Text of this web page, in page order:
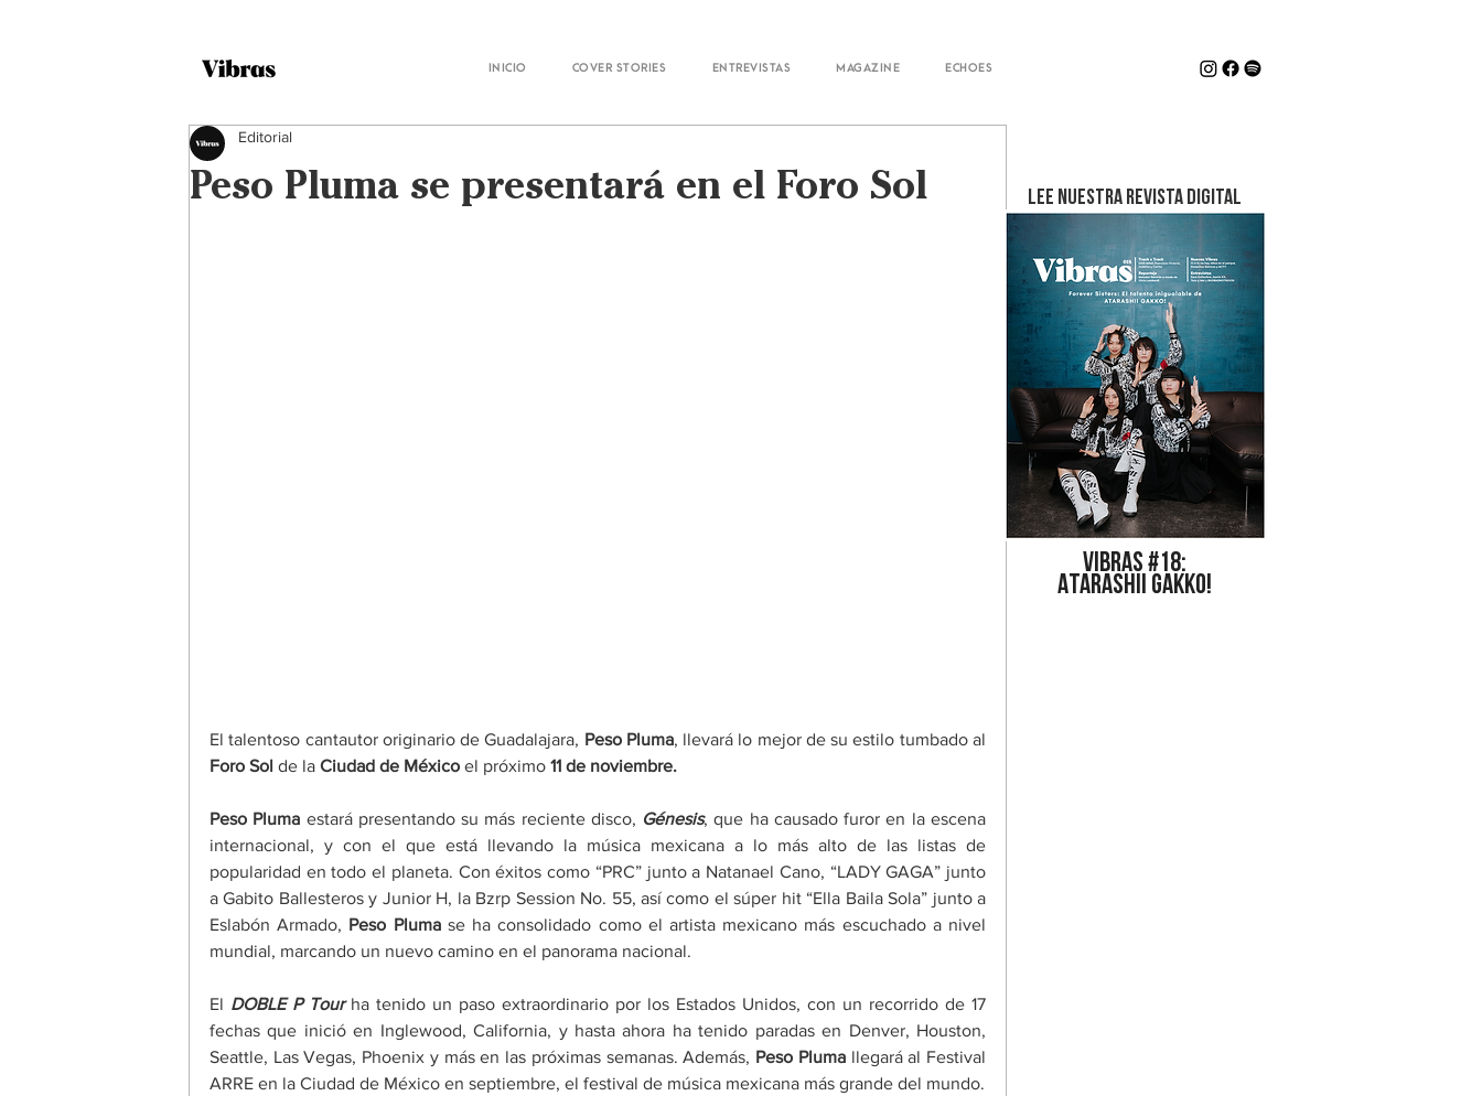
Inicio Cover Stories Entrevistas Magazine Echoes
Peso Pluma se presentará en el Foro Sol
Editorial
El talentoso cantautor originario de Guadalajara, Peso Pluma
Foro Sol de la Ciudad de México el próximo 11 de noviembre.
Peso Pluma estará presentando su más reciente disco, Génesis, que ha causado furor en la escena
internacional, y con el que está llevando la música mexicana a lo más alto de las listas de
popularidad en todo el planeta. Con éxitos como “PRC” junto a Natanael Cano, “LADY GAGA” junto
a Gabito Ballesteros y Junior H, la Bzrp Session No. 55, así como el súper hit “Ella Baila Sola” junto a
Eslabón Armado, Peso Pluma se ha consolidado como el artista mexicano más escuchado a nivel
mundial, marcando un nuevo camino en el panorama nacional.
El DOBLE P Tour ha tenido un paso extraordinario por los Estados Unidos, con un recorrido de 17
fechas que inició en Inglewood, California, y hasta ahora ha tenido paradas en Denver, Houston,
Seattle, Las Vegas, Phoenix y más en las próximas semanas. Además, Peso Pluma llegará al Festival
ARRE en la Ciudad de México en septiembre, el festival de música mexicana más grande del mundo.
LEE NUESTRA REVISTA DIGITAL
Vibras #18:
ATARASHII GAKKO!